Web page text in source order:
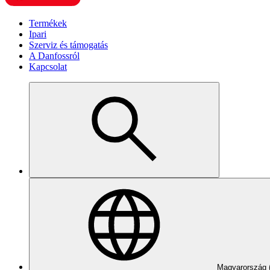
Termékek
Ipari
Szerviz és támogatás
A Danfossról
Kapcsolat
Magyarország